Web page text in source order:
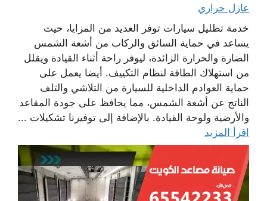
عازل حراري
خدمة تظليل سيارات توفر العديد من المزايا، حيث
يساعد في حماية السائق والركاب من أشعة الشمس
الضارة والحرارة الزائدة، ليوفر راحة أثناء القيادة ويقلل
من استهلاك الطاقة لنظام التكييف. أيضا يعمل على
حماية العوادم الداخلية للسيارة من التلاشي والتلف
الناتج عن أشعة الشمس، مما يحافظ على جودة المقاعد
والأرضية ولوحة القيادة. بالإضافة إلى توفيرنا تشكيلات ...
اقرأ المزيد